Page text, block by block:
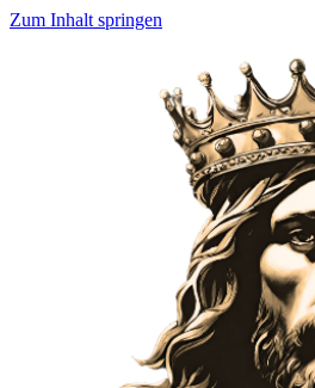
Zum Inhalt springen